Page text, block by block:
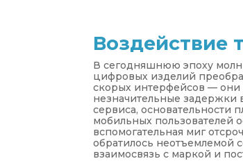
Воздействие
В сегодняшнюю эпоху
цифровых изделий
скорых интерфейсов —
незначительные задержки
сервиса, основательности
мобильных пользователей
вспомогательная миг
обратилось неотъемлемой
взаимосвязь с маркой и